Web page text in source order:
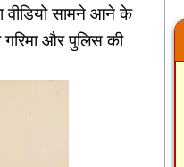
वीडियो सामने आने के
और पुलिस की